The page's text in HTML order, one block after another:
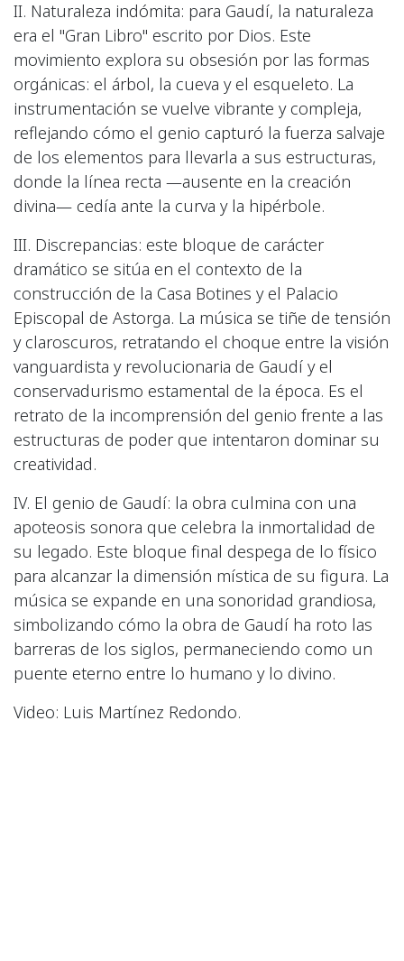
II. Naturaleza indómita: para Gaudí, la naturaleza
era el "Gran Libro" escrito por Dios. Este
movimiento explora su obsesión por las formas
orgánicas: el árbol, la cueva y el esqueleto. La
instrumentación se vuelve vibrante y compleja,
reflejando cómo el genio capturó la fuerza salvaje
de los elementos para llevarla a sus estructuras,
donde la línea recta —ausente en la creación
divina— cedía ante la curva y la hipérbole.
III. Discrepancias: este bloque de carácter
dramático se sitúa en el contexto de la
construcción de la Casa Botines y el Palacio
Episcopal de Astorga. La música se tiñe de tensión
y claroscuros, retratando el choque entre la visión
vanguardista y revolucionaria de Gaudí y el
conservadurismo estamental de la época. Es el
retrato de la incomprensión del genio frente a las
estructuras de poder que intentaron dominar su
creatividad.
IV. El genio de Gaudí: la obra culmina con una
apoteosis sonora que celebra la inmortalidad de
su legado. Este bloque final despega de lo físico
para alcanzar la dimensión mística de su figura. La
música se expande en una sonoridad grandiosa,
simbolizando cómo la obra de Gaudí ha roto las
barreras de los siglos, permaneciendo como un
puente eterno entre lo humano y lo divino.
Video: Luis Martínez Redondo.